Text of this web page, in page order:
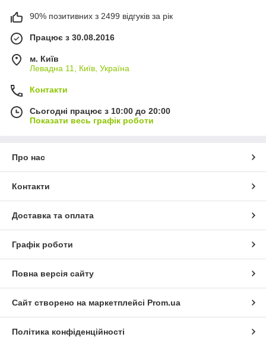
90% позитивних з 2499 відгуків за рік
Працює з 30.08.2016
м. Київ
Левадна 11, Київ, Україна
Контакти
Сьогодні працює з 10:00 до 20:00
Показати весь графік роботи
Про нас
Контакти
Доставка та оплата
Графік роботи
Повна версія сайту
Сайт створено на маркетплейсі Prom.ua
Політика конфіденційності